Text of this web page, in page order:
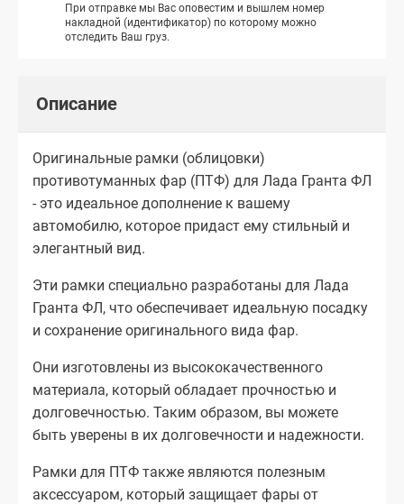
При отправке мы Вас оповестим и вышлем номер
накладной (идентификатор) по которому можно
отследить Ваш груз.
Описание
Оригинальные рамки (облицовки)
противотуманных фар (ПТФ) для Лада Гранта ФЛ
- это идеальное дополнение к вашему
автомобилю, которое придаст ему стильный и
элегантный вид.
Эти рамки специально разработаны для Лада
Гранта ФЛ, что обеспечивает идеальную посадку
и сохранение оригинального вида фар.
Они изготовлены из высококачественного
материала, который обладает прочностью и
долговечностью. Таким образом, вы можете
быть уверены в их долговечности и надежности.
Рамки для ПТФ также являются полезным
аксессуаром, который защищает фары от